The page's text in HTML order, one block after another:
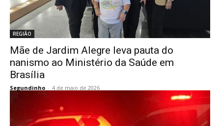
REGIÃO
Mãe de Jardim Alegre leva pauta do
nanismo ao Ministério da Saúde em
Brasília
Segundinho - 4 de maio de 2026